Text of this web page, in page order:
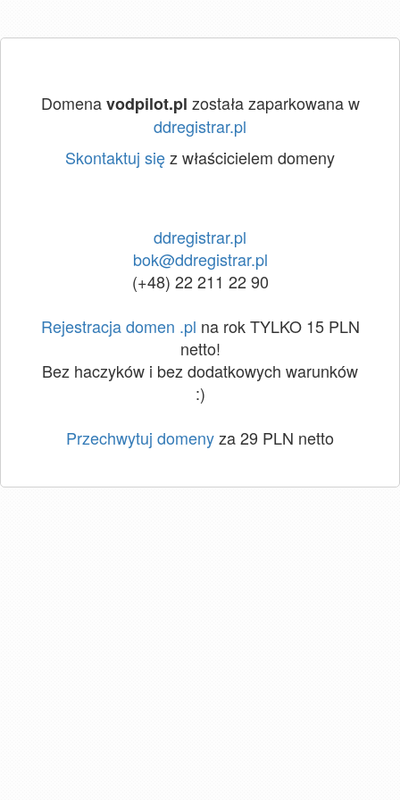
Domenavodpilot.pl została zaparkowana w
ddregistrar.pl
Skontaktuj sięz właścicielem domeny
ddregistrar.pl
bok@ddregistrar.pl
(+48) 22 211 22 90
Rejestracja domen .pl na rok TYLKO 15 PLN
netto!
Bez haczyków i bez dodatkowych warunków
:)
Przechwytuj domenyza 29 PLN netto